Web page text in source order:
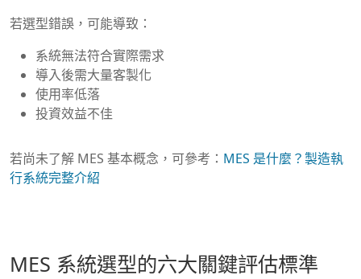
若選型錯誤，可能導致：
系統無法符合實際需求
導入後需大量客製化
使用率低落
投資效益不佳
若尚未了解 MES 基本概念，可參考： MES 是什麼？製造執
行系統完整介紹
MES 系統選型的六大關鍵評估標準